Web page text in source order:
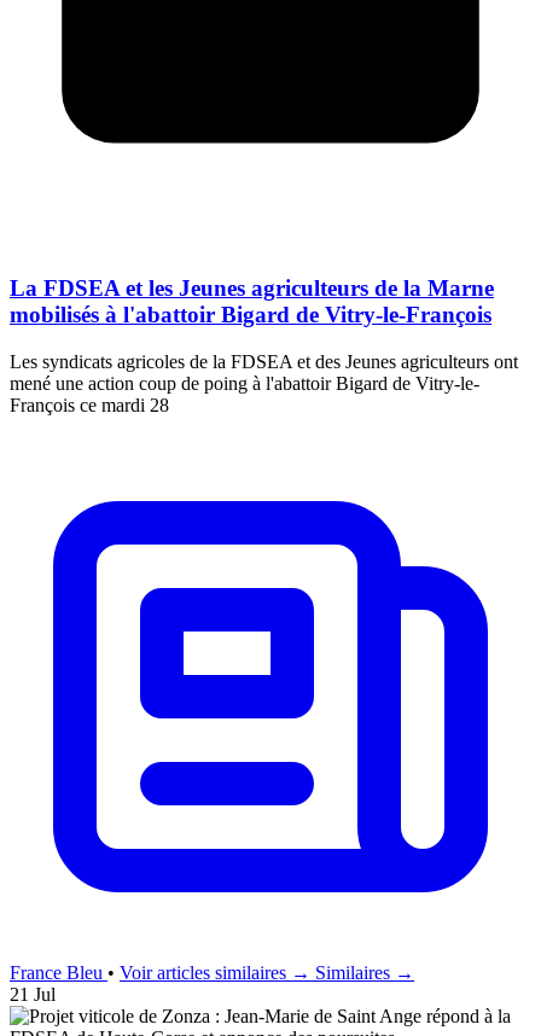
La FDSEA et les Jeunes agriculteurs de la Marne
mobilisés à l'abattoir Bigard de Vitry-le-François
Les syndicats agricoles de la FDSEA et des Jeunes agriculteurs ont
mené une action coup de poing à l'abattoir Bigard de Vitry-le-
François ce mardi 28
France Bleu • Voir articles similaires → Similaires →
21 Jul